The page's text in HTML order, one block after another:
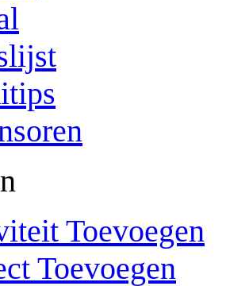
Toevoegen
Toevoegen